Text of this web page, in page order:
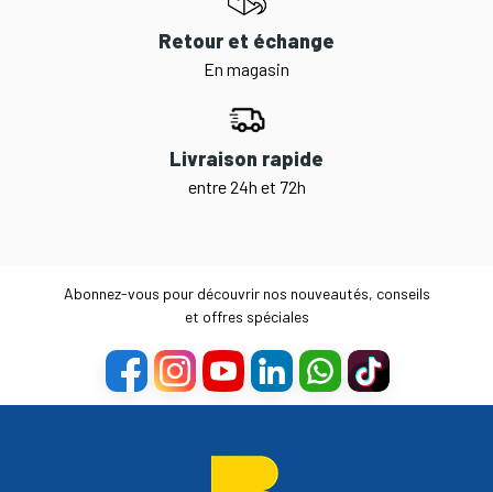
Retour et échange
En magasin
Livraison rapide
entre 24h et 72h
Abonnez-vous pour découvrir nos nouveautés, conseils
et offres spéciales